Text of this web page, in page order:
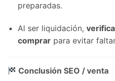
preparadas.
Al ser liquidación,
comprarpara evitar
Conclusión SEO / venta